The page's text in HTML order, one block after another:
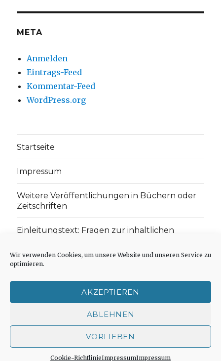
Wir verwenden Cookies, um unsere Website und unseren Service zu
optimieren.
AKZEPTIEREN
ABLEHNEN
VORLIEBEN
Cookie-RichtlinieImpressumImpressum
anzeigenanzeigen
META
Anmelden
Eintrags-Feed
Kommentar-Feed
WordPress.org
Startseite
Impressum
Weitere Veröffentlichungen in Büchern oder
Zeitschriften
Einleitungstext: Fragen zur inhaltlichen
„schwachen Glaubens“
Cookie-Richtlinie (EU)
Impressum